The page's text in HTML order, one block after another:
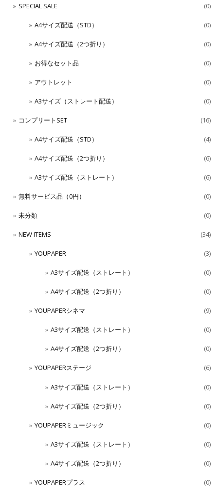
SPECIAL SALE (0)
A4サイズ配送（STD） (0)
A4サイズ配送（2つ折り） (0)
お得なセット品 (0)
アウトレット (0)
A3サイズ（ストレート配送） (0)
コンプリートSET (16)
A4サイズ配送（STD） (4)
A4サイズ配送（2つ折り） (6)
A3サイズ配送（ストレート） (6)
無料サービス品（0円） (0)
未分類 (0)
NEW ITEMS (34)
YOUPAPER (3)
A3サイズ配送（ストレート） (0)
A4サイズ配送（2つ折り） (0)
YOUPAPERシネマ (9)
A3サイズ配送（ストレート） (0)
A4サイズ配送（2つ折り） (0)
YOUPAPERステージ (6)
A3サイズ配送（ストレート） (0)
A4サイズ配送（2つ折り） (0)
YOUPAPERミュージック (0)
A3サイズ配送（ストレート） (0)
A4サイズ配送（2つ折り） (0)
YOUPAPERプラス (0)